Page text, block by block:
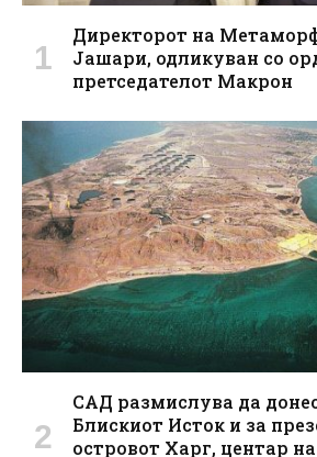
Директорот на
Јашари, одликуван со
претседателот Макрон
САД размислува да
Блискиот Исток и за
островот Харг, центар